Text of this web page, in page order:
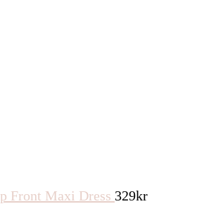
Front Maxi Dress 329kr